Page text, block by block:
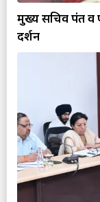
मुख्य सचिव पंत व
दर्शन